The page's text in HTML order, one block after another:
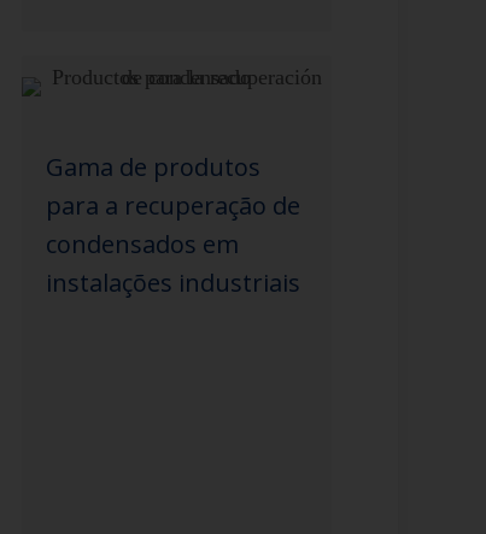
Gama de produtos
para a recuperação de
condensados em
instalações industriais